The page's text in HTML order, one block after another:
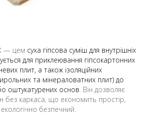
— цем суха гіпсова суміш для внутрішніх
для приклеювання гіпсокартонних
плит, а також ізоляційних
та мінераловатних плит) до
оштукатурених основ. Він дозволяє
без каркаса, що економить простір,
безпечний.